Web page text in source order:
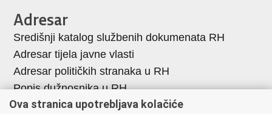
Adresar
Središnji katalog službenih dokumenata RH
Adresar tijela javne vlasti
Adresar političkih stranaka u RH
Popis dužnosnika u RH
Ova stranica upotrebljava kolačiće